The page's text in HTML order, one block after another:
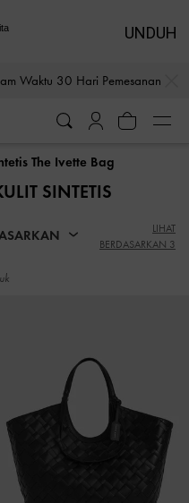
Waktu 30 Hari Pemesanan
Waktu 30 Hari Pemesanan
The Ivette Bag
SINTETIS
LIHAT
BERDASARKAN 3
UNDUH